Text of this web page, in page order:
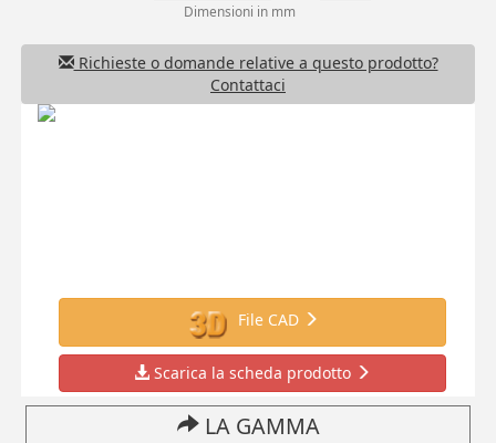
Dimensioni in mm
Richieste o domande relative a questo prodotto?
Contattaci
File CAD
Scarica la scheda prodotto
LA GAMMA